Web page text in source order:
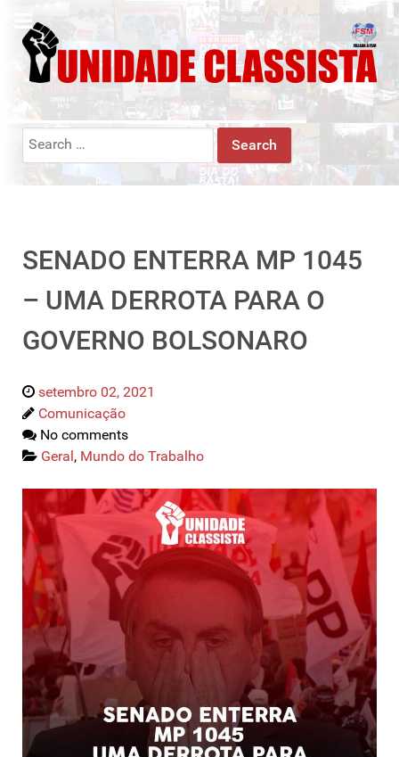
Search
SENADO ENTERRA MP 1045
– UMA DERROTA PARA O
GOVERNO BOLSONARO
setembro 02, 2021
Comunicação
No comments
Geral, Mundo do Trabalho